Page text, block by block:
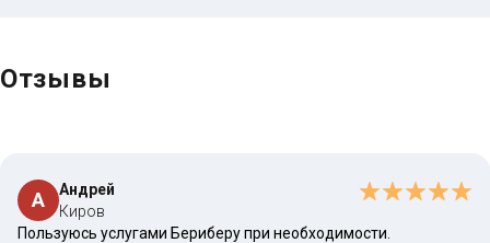
Отзывы
А
Андрей
Киров
Пользуюсь услугами Бериберу при необходимости.